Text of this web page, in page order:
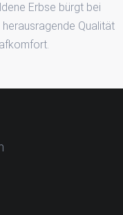
Erbse bürgt bei
Qualität